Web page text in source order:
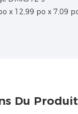
x 12,99 po x 7,09
Du Produit